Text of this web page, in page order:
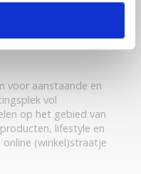
voor aanstaande en
vol
op het gebied van
lifestyle en
(winkel)straatje